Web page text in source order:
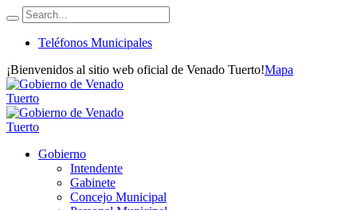
Teléfonos Municipales
¡Bienvenidos al sitio web oficial de Venado Tuerto!Mapa
Gobierno
Intendente
Gabinete
Concejo Municipal